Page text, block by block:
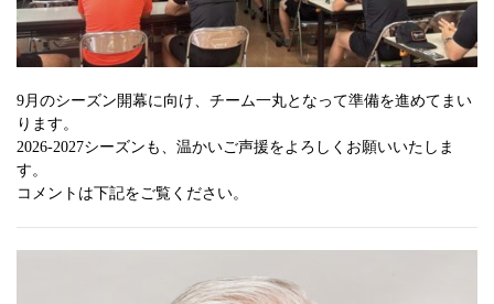
9月のシーズン開幕に向け、チーム一丸となって準備を進めてまい
ります。
2026-2027シーズンも、温かいご声援をよろしくお願いいたしま
す。
コメントは下記をご覧ください。